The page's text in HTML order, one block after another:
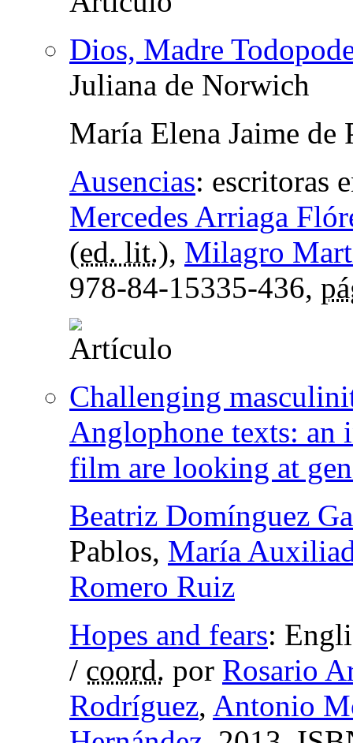
Dios, Madre
Juliana de Norwich
María Elena Jaime de
Ausencias: escritoras
Mercedes Arriaga
(ed. lit.), Milagro
978-84-15335-436,
Challenging
Anglophone texts: an
film are looking at
Beatriz Domínguez
Pablos, María
Romero Ruiz
Hopes and fears:
/ coord. por Rosario
Rodríguez, Antonio